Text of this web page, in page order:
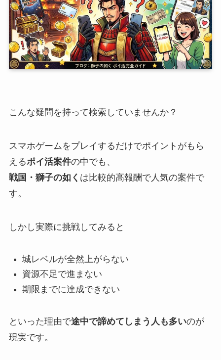
こんな疑問を持って検索していませんか？
スマホゲームをプレイするだけでポイントがもら
えるポイ活案件の中でも、
戦国・獅子の如く は比較的高報酬で人気の案件で
す。
しかし実際に挑戦してみると
城レベルが全然上がらない
資源不足で進まない
期限までに達成できない
といった理由で途中で諦めてしまう人も多いのが
現実です。